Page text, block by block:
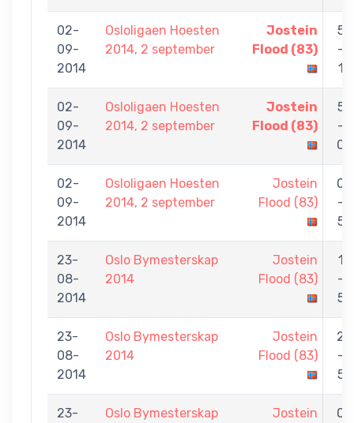
02-
09-
2014
Osloligaen Hoesten
2014, 2 september
Jostein
Flood (83)
5
-
1
02-
09-
2014
Osloligaen Hoesten
2014, 2 september
Jostein
Flood (83)
5
-
0
02-
09-
2014
Osloligaen Hoesten
2014, 2 september
Jostein
Flood (83)
0
-
5
23-
08-
2014
Oslo Bymesterskap
2014
Jostein
Flood (83)
1
-
5
23-
08-
2014
Oslo Bymesterskap
2014
Jostein
Flood (83)
2
-
5
23- Oslo Bymesterskap Jostein 0